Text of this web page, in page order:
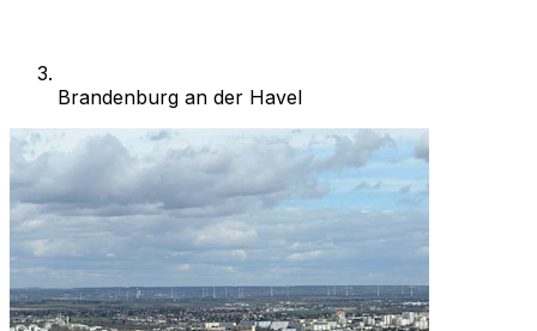
Brandenburg an der Havel